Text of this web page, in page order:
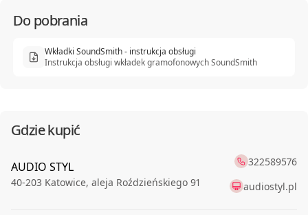
Do pobrania
Wkładki SoundSmith - instrukcja obsługi
Instrukcja obsługi wkładek gramofonowych SoundSmith
Gdzie kupić
AUDIO STYL
40-203 Katowice, aleja Roździeńskiego 91
322589576
audiostyl.pl